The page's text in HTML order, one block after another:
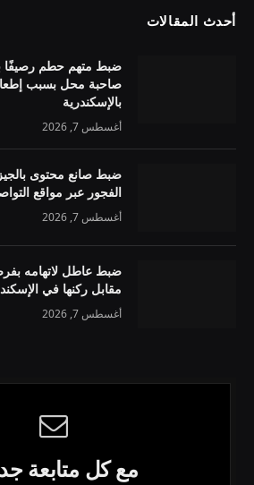
أحدث المقالات
ضبط متهم حطم رصيفًا
صاحبة محل بسبب
بالإسكندرية
أغسطس 7, 2026
ضبط صانع محتوى
الفجور عبر مواقع
أغسطس 7, 2026
ضبط عاطل لاتهامه
مقابل ركنها في
أغسطس 7, 2026
مع كل متابعة